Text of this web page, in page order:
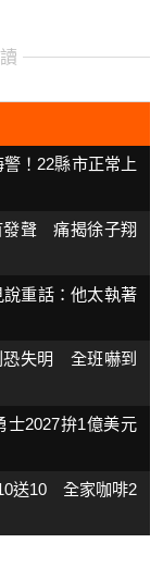
！22縣市正常上
發聲 痛揭徐子翔
重話：他太執著
恐失明 全班嚇到
2027拚1億美元
送10 全家咖啡2